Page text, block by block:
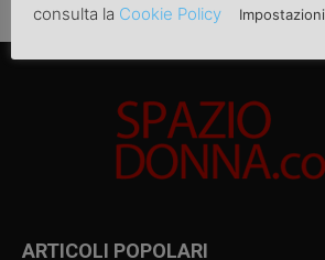
ARTICOLI POPOLARI
consulta la Cookie Policy Impostazioni